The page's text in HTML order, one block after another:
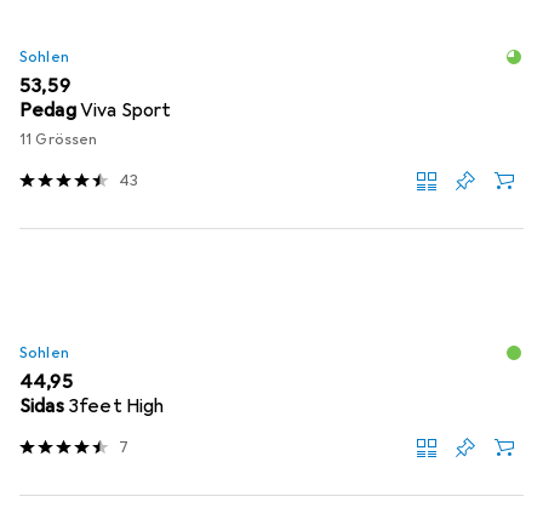
Sohlen
EUR
53,59
PedagViva Sport
11 Grössen
43
Sohlen
EUR
44,95
Sidas 3feet High
7